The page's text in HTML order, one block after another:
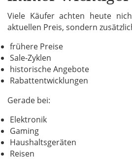
Viele Käufer achten heute
aktuellen Preis, sondern
frühere Preise
Sale-Zyklen
historische Angebote
Rabattentwicklungen
Gerade bei:
Elektronik
Gaming
Haushaltsgeräten
Reisen